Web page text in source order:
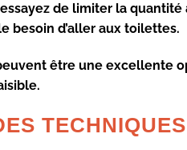
de limiter la
besoin d’aller aux toilettes.
être une excellente